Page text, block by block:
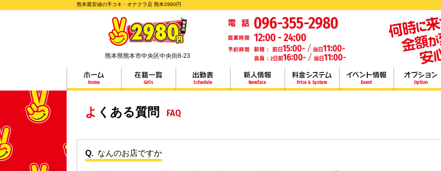
熊本最安値の手コキ・オナクラ店 熊本2980円
熊本県熊本市中央区中央街8-23
よくある質問 FAQ
なんのお店ですか